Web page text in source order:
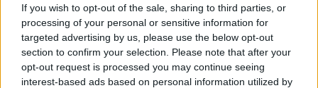
If you wish to opt-out of the sale, sharing to third parties, or
processing of your personal or sensitive information for
targeted advertising by us, please use the below opt-out
section to confirm your selection. Please note that after your
opt-out request is processed you may continue seeing
interest-based ads based on personal information utilized by